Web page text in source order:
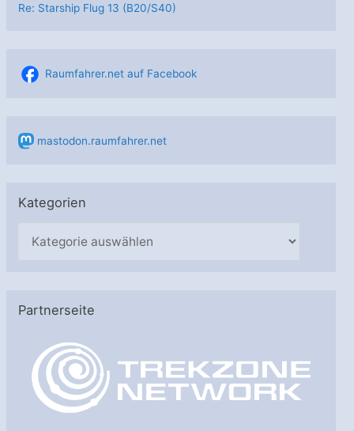
Re: Starship Flug 13 (B20/S40)
Raumfahrer.net auf Facebook
mastodon.raumfahrer.net
Kategorien
g
Partnerseite